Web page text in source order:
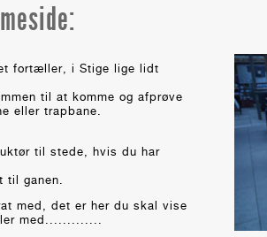
fortæller, i Stige lige lidt
til at komme og afprøve
eller trapbane.
til stede, hvis du har
ganen.
med, det er her du skal vise
med.............